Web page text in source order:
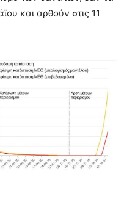
και αρθούν στις 11